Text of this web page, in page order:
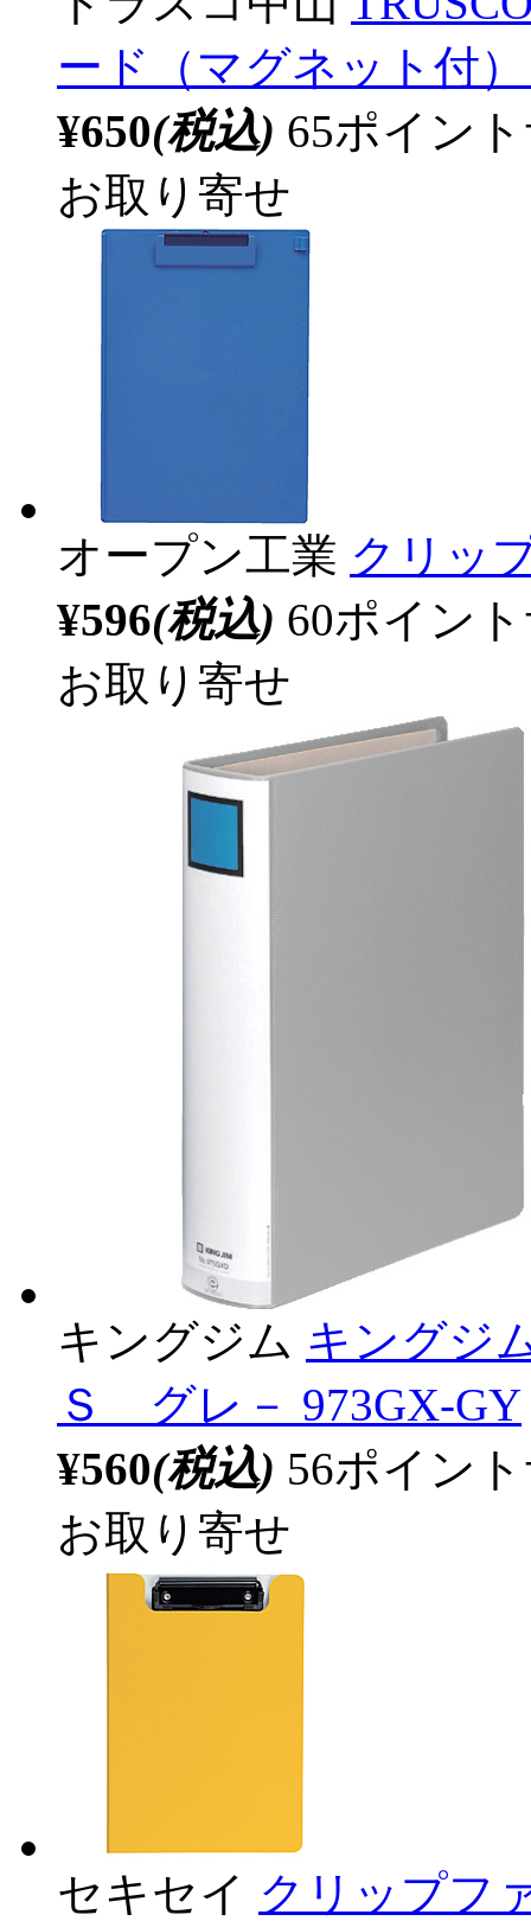
ード（マグネット付
¥650(税込) 65ポイン
お取り寄せ
オープン工業 クリッ
¥596(税込) 60ポイン
お取り寄せ
キングジム キングジ
Ｓ グレ－ 973GX-GY
¥560(税込) 56ポイン
お取り寄せ
セキセイ クリップフ